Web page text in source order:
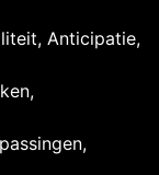
Anticipatie,